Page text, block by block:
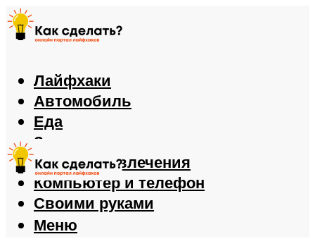
Лайфхаки
Автомобиль
Еда
Здоровье
Игры и развлечения
Компьютер и телефон
Своими руками
Меню